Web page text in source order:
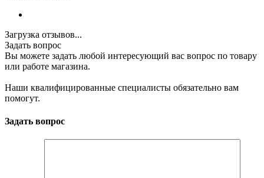
Загрузка отзывов...
Задать вопрос
Вы можете задать любой интересующий вас вопрос по товару
или работе магазина.
Наши квалифицированные специалисты обязательно вам
помогут.
Задать вопрос